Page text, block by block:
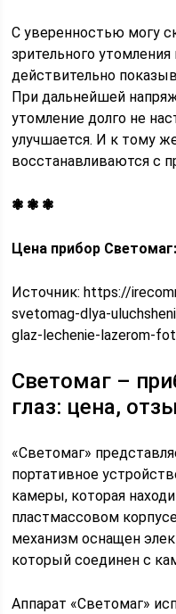
С уверенностью могу
зрительного
действительно
При дальнейшей
утомление долго не
улучшается. И к тому
восстанавливаются с
❃ ❃ ❃
Цена прибор
Источник:https://
svetomag-dlya-
glaz-lechenie-lazerom-
Светомаг –
глаз: цена,
«Светомаг»
портативное
камеры, которая
пластмассовом
механизм оснащен
который соединен с
Аппарат «Светомаг»